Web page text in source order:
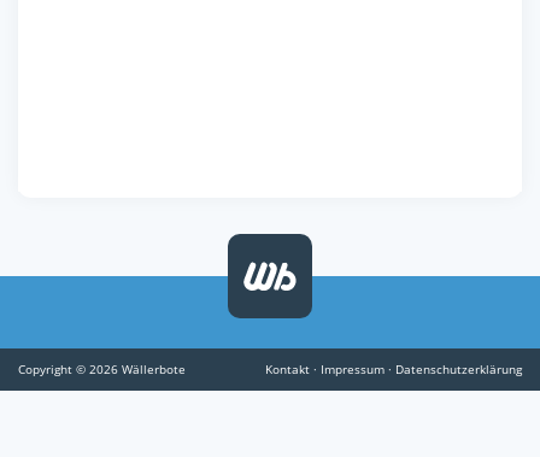
Copyright © 2026 Wällerbote Kontakt · Impressum · Datenschutzerklärung